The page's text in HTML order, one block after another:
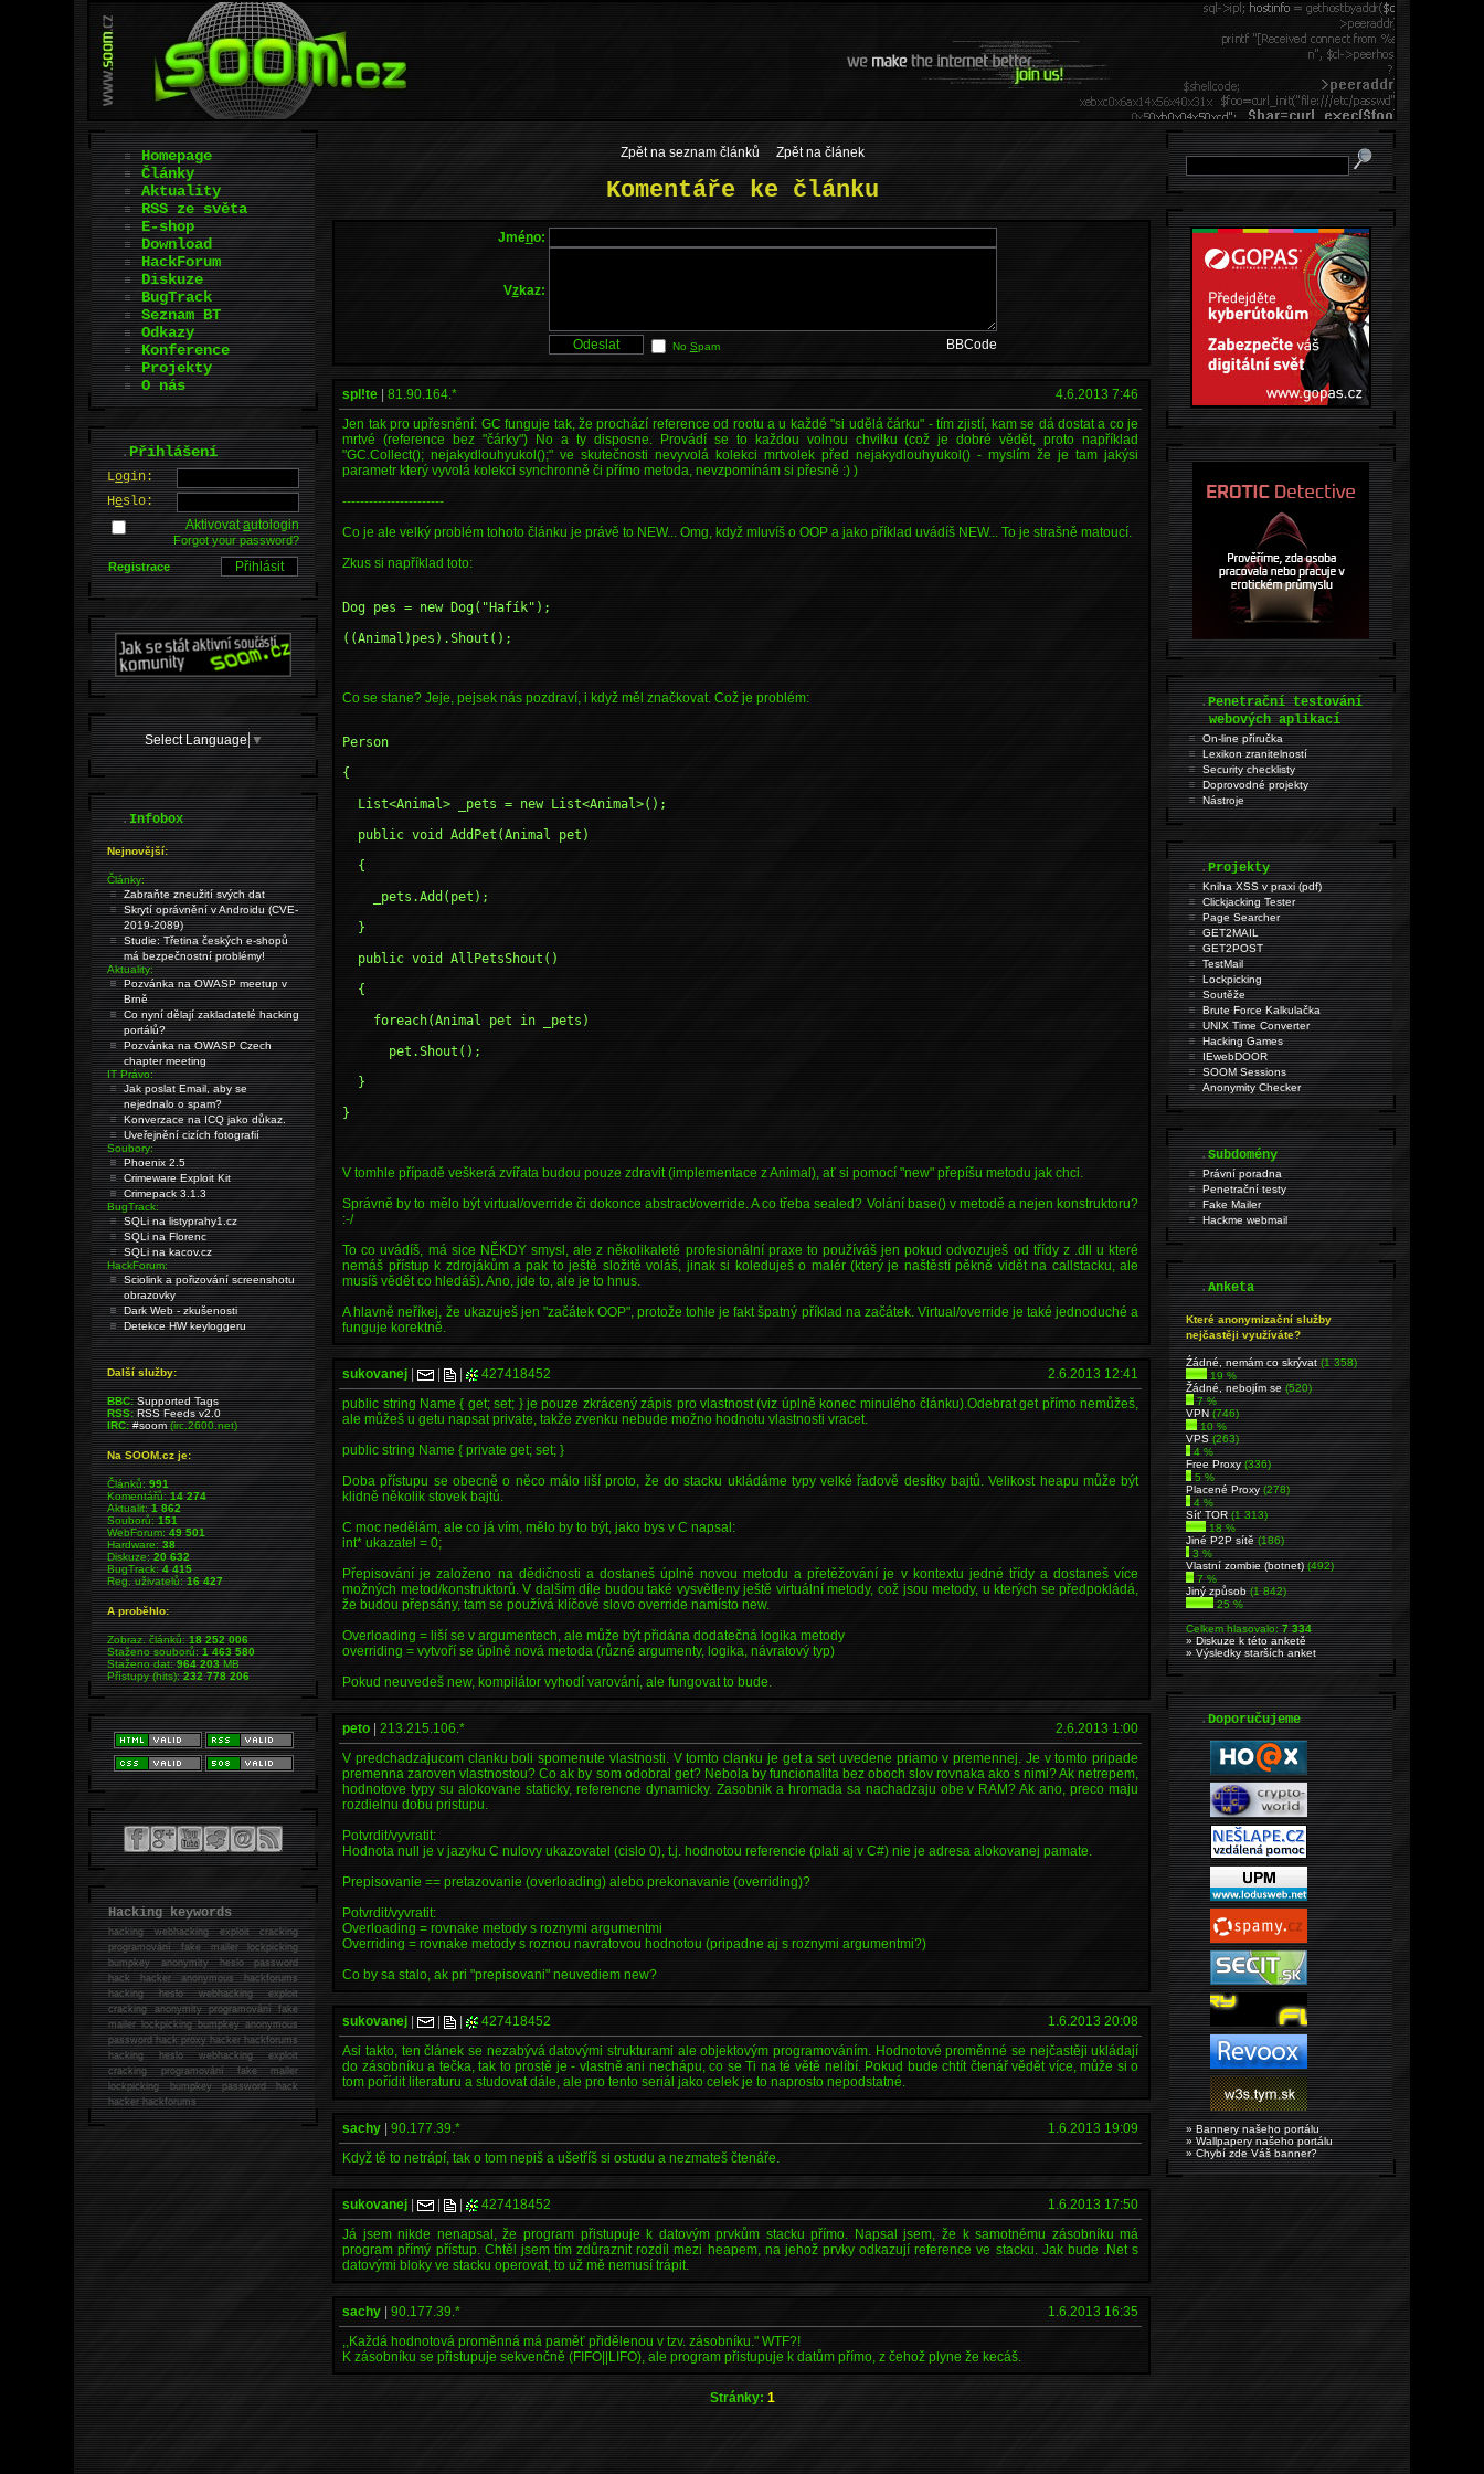
Zpět na seznam článků Zpět na článek
Komentáře ke článku
Jméno:
Vzkaz:
No Spam BBCode
spl!te |81.90.164.*
4.6.2013 7:46
Jen tak pro upřesnění: GC funguje tak, že prochází reference od rootu a u každé "si udělá čárku" - tím zjistí, kam se dá dostat a co je
mrtvé (reference bez "čárky") No a ty disposne. Provádí se to každou volnou chvilku (což je dobré vědět, proto například
"GC.Collect(); nejakydlouhyukol();" ve skutečnosti nevyvolá kolekci mrtvolek před nejakydlouhyukol() - myslím že je tam jakýsi
parametr který vyvolá kolekci synchronně či přímo metoda, nevzpomínám si přesně :) )
-----------------------
Co je ale velký problém tohoto článku je právě to NEW... Omg, když mluvíš o OOP a jako příklad uvádíš NEW... To je strašně matoucí.
Zkus si například toto:
Dog pes = new Dog("Hafík");
((Animal)pes).Shout();
Co se stane? Jeje, pejsek nás pozdraví, i když měl značkovat. Což je problém:
Person
{
  List<Animal> _pets = new List<Animal>();
  public void AddPet(Animal pet)
  {
    _pets.Add(pet);
  }
  public void AllPetsShout()
  {
    foreach(Animal pet in _pets)
      pet.Shout();
  }
}
V tomhle případě veškerá zvířata budou pouze zdravit (implementace z Animal), ať si pomocí "new" přepíšu metodu jak chci.
Správně by to mělo být virtual/override či dokonce abstract/override. A co třeba sealed? Volání base() v metodě a nejen konstruktoru?
:-/
To co uvádíš, má sice NĚKDY smysl, ale z několikaleté profesionální praxe to používáš jen pokud odvozuješ od třídy z .dll u které
nemáš přístup k zdrojákům a pak to ještě složitě voláš, jinak si koleduješ o malér (který je naštěstí pěkně vidět na callstacku, ale
musíš vědět co hledáš). Ano, jde to, ale je to hnus.
A hlavně neříkej, že ukazuješ jen "začátek OOP", protože tohle je fakt špatný příklad na začátek. Virtual/override je také jednoduché a
funguje korektně.
sukovanej | | 427418452
2.6.2013 12:41
public string Name { get; set; } je pouze zkrácený zápis pro vlastnost (viz úplně konec minulého článku).Odebrat get přímo nemůžeš,
ale můžeš u getu napsat private, takže zvenku nebude možno hodnotu vlastnosti vracet.
public string Name { private get; set; }
Doba přístupu se obecně o něco málo liší proto, že do stacku ukládáme typy velké řadově desítky bajtů. Velikost heapu může být
klidně několik stovek bajtů.
C moc nedělám, ale co já vím, mělo by to být, jako bys v C napsal:
int* ukazatel = 0;
Přepisování je založeno na dědičnosti a dostaneš úplně novou metodu a přetěžování je v kontextu jedné třídy a dostaneš více
možných metod/konstruktorů. V dalším díle budou také vysvětleny ještě virtuální metody, což jsou metody, u kterých se předpokládá,
že budou přepsány, tam se používá klíčové slovo override namísto new.
Overloading = liší se v argumentech, ale může být přidána dodatečná logika metody
overriding = vytvoří se úplně nová metoda (různé argumenty, logika, návratový typ)
Pokud neuvedeš new, kompilátor vyhodí varování, ale fungovat to bude.
peto |213.215.106.*
2.6.2013 1:00
V predchadzajucom clanku boli spomenute vlastnosti. V tomto clanku je get a set uvedene priamo v premennej. Je v tomto pripade
premenna zaroven vlastnostou? Co ak by som odobral get? Nebola by funcionalita bez oboch slov rovnaka ako s nimi? Ak netrepem,
hodnotove typy su alokovane staticky, referencne dynamicky. Zasobnik a hromada sa nachadzaju obe v RAM? Ak ano, preco maju
rozdielnu dobu pristupu.
Potvrdit/vyvratit:
Hodnota null je v jazyku C nulovy ukazovatel (cislo 0), t.j. hodnotou referencie (plati aj v C#) nie je adresa alokovanej pamate.
Prepisovanie == pretazovanie (overloading) alebo prekonavanie (overriding)?
Potvrdit/vyvratit:
Overloading = rovnake metody s roznymi argumentmi
Overriding = rovnake metody s roznou navratovou hodnotou (pripadne aj s roznymi argumentmi?)
Co by sa stalo, ak pri "prepisovani" neuvediem new?
sukovanej | | 427418452
1.6.2013 20:08
Asi takto, ten článek se nezabývá datovými strukturami ale objektovým programováním. Hodnotové proměnné se nejčastěji ukládají
do zásobníku a tečka, tak to prostě je - vlastně ani nechápu, co se Ti na té větě nelíbí. Pokud bude chtít čtenář vědět více, může si o
tom pořídit literaturu a studovat dále, ale pro tento seriál jako celek je to naprosto nepodstatné.
sachy |90.177.39.*
1.6.2013 19:09
Když tě to netrápí, tak o tom nepiš a ušetříš si ostudu a nezmateš čtenáře.
sukovanej | | 427418452
1.6.2013 17:50
Já jsem nikde nenapsal, že program přistupuje k datovým prvkům stacku přímo. Napsal jsem, že k samotnému zásobníku má
program přímý přístup. Chtěl jsem tím zdůraznit rozdíl mezi heapem, na jehož prvky odkazují reference ve stacku. Jak bude .Net s
datovými bloky ve stacku operovat, to už mě nemusí trápit.
sachy |90.177.39.*
1.6.2013 16:35
,,Každá hodnotová proměnná má paměť přidělenou v tzv. zásobníku." WTF?!
K zásobníku se přistupuje sekvenčně (FIFO||LIFO), ale program přistupuje k datům přímo, z čehož plyne že kecáš.
Stránky: 1
Homepage
Články
Aktuality
RSS ze světa
E-shop
Download
HackForum
Diskuze
BugTrack
Seznam BT
Odkazy
Konference
Projekty
O nás
.Přihlášení
Login:
Heslo:
Aktivovatautologin
Forgot your password?
Registrace
Select Language ▼
.Infobox
Nejnovější:
Články:
Zabraňte zneužití svých dat
Skrytí oprávnění v Androidu (CVE-
2019-2089)
Studie: Třetina českých e-shopů
má bezpečnostní problémy!
Aktuality:
Pozvánka na OWASP meetup v
Brně
Co nyní dělají zakladatelé hacking
portálů?
Pozvánka na OWASP Czech
chapter meeting
IT Právo:
Jak poslat Email, aby se
nejednalo o spam?
Konverzace na ICQ jako důkaz.
Uveřejnění cizích fotografií
Soubory:
Phoenix 2.5
Crimeware Exploit Kit
Crimepack 3.1.3
BugTrack:
SQLi na listyprahy1.cz
SQLi na Florenc
SQLi na kacov.cz
HackForum:
Sciolink a pořizování screenshotu
obrazovky
Dark Web - zkušenosti
Detekce HW keyloggeru
Další služby:
BBC: Supported Tags
RSS: RSS Feeds v2.0
IRC: #soom(irc.2600.net)
Na SOOM.cz je:
Článků:991
Komentářů:14 274
Aktualit:1 862
Souborů:151
WebForum:49 501
Hardware:38
Diskuze:20 632
BugTrack:4 415
Reg. uživatelů:16 427
A proběhlo:
Zobraz. článků:18 252 006
Staženo souborů:1 463 580
Staženo dat:964 203MB
Přístupy (hits):232 778 206
Hacking keywords
hackingwebhacking exploit cracking
programování fake mailer lockpicking
bumpkey anonymity heslo password
hackhacker anonymous hackforums
hackingheslo webhacking exploit
cracking anonymity programování fake
mailer lockpicking bumpkey anonymous
password hack proxy hacker hackforums
hacking heslo webhacking exploit
cracking programování fake mailer
lockpicking bumpkey password hack
hackerhackforums
.Penetrační testování
webových aplikací
On-line příručka
Lexikon zranitelností
Security checklisty
Doprovodné projekty
Nástroje
.Projekty
Kniha XSS v praxi (pdf)
Clickjacking Tester
Page Searcher
GET2MAIL
GET2POST
TestMail
Lockpicking
Soutěže
Brute Force Kalkulačka
UNIX Time Converter
Hacking Games
IEwebDOOR
SOOM Sessions
Anonymity Checker
.Subdomény
Právní poradna
Penetrační testy
Fake Mailer
Hackme webmail
.Anketa
Které anonymizační služby
nejčastěji využíváte?
Źádné, nemám co skrývat(1 358)
19 %
Žádné, nebojím se(520)
7 %
VPN(746)
10 %
VPS(263)
4 %
Free Proxy(336)
5 %
Placené Proxy(278)
4 %
Síť TOR(1 313)
18 %
Jiné P2P sítě(186)
3 %
Vlastní zombie (botnet)(492)
7 %
Jiný způsob(1 842)
25 %
Celkem hlasovalo:7 334
» Diskuze k této anketě
» Výsledky starších anket
.Doporučujeme
» Bannery našeho portálu
» Wallpapery našeho portálu
» Chybí zde Váš banner?